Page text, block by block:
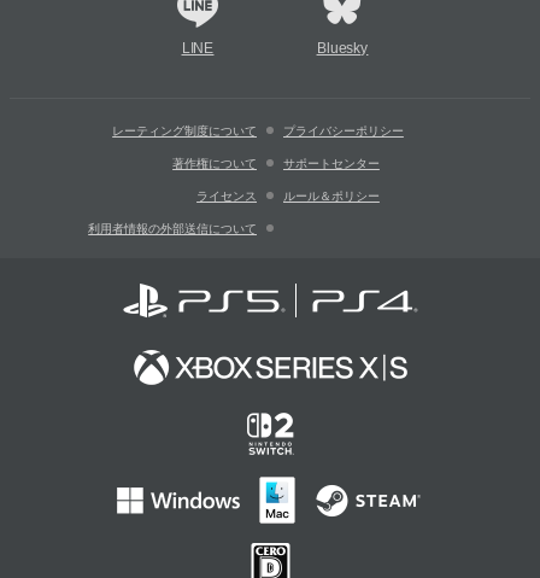
LINE Bluesky
レーティング制度について プライバシーポリシー
著作権について サポートセンター
ライセンス ルール＆ポリシー
利用者情報の外部送信について